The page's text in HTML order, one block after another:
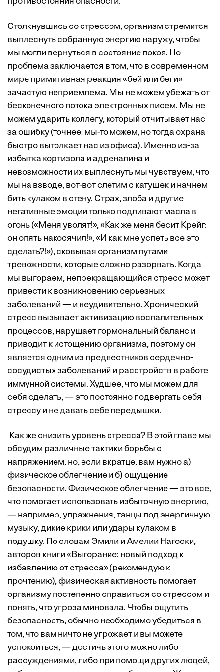
Столкнувшись со стрессом, организм стремится
выплеснуть собранную энергию наружу, чтобы
мы могли вернуться в состояние покоя. Но
проблема заключается в том, что в современном
мире примитивная реакция «бей или беги»
зачастую неприемлема. Мы не можем убежать от
бесконечного потока электронных писем. Мы не
можем ударить коллегу, который отчитывает нас
за ошибку (точнее, мы-то можем, но тогда охрана
быстро вытолкает нас из офиса). Именно из-за
избытка кортизола и адреналина и
невозможности их выплеснуть мы чувствуем, что
мы на взводе, вот-вот слетим с катушек и начнем
бить кулаком в стену. Страх, злоба и другие
негативные эмоции только подливают масла в
огонь («Меня уволят!», «Как же меня бесит Крейг:
он опять накосячил!», «И как мне успеть все это
сделать?!»), сковывая организм путами
тревожности, которые сложно разорвать. Когда
мы выгораем, непрекращающийся стресс может
привести к возникновению серьезных
заболеваний — и неудивительно. Хронический
стресс вызывает активизацию воспалительных
процессов, нарушает гормональный баланс и
приводит к истощению организма, поэтому он
является одним из предвестников сердечно-
сосудистых заболеваний и расстройств в работе
иммунной системы. Худшее, что мы можем для
себя сделать, — это постоянно подвергать себя
стрессу и не давать себе передышки.
Как же снизить уровень стресса? В этой главе мы
обсудим различные тактики борьбы с
напряжением, но, если вкратце, вам нужно a)
физическое облегчение и б) ощущение
безопасности. Физическое облегчение — это все,
что помогает использовать избыточную энергию,
— например, упражнения, танцы под энергичную
музыку, дикие крики или удары кулаком в
подушку. По словам Эмили и Амелии Нагоски,
авторов книги «Выгорание: новый подход к
избавлению от стресса» (рекомендую к
прочтению), физическая активность помогает
организму постепенно справиться со стрессом и
понять, что угроза миновала. Чтобы ощутить
безопасность, обычно необходимо убедиться в
том, что вам ничто не угрожает и вы можете
успокоиться, — достичь этого можно либо
рассуждениями, либо при помощи других людей,